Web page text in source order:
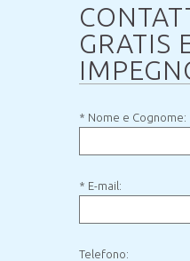
GRATIS
* Nome e Cognome:
* E-mail:
Telefono: